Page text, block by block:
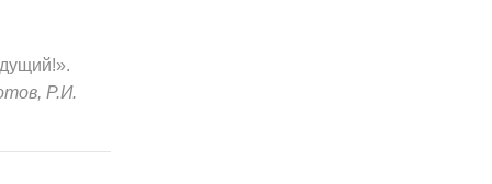
Р.И.